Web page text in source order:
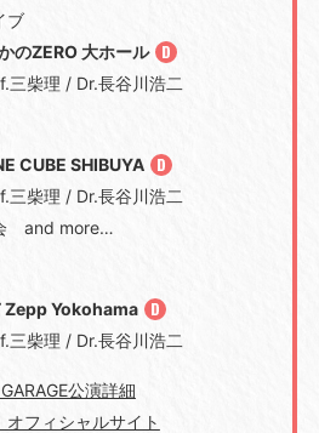
ブ
のZERO 大ホール
三柴理 / Dr.長谷川浩二
CUBE SHIBUYA
三柴理 / Dr.長谷川浩二
会 and more…
Yokohama
三柴理 / Dr.長谷川浩二
公演詳細
オフィシャルサイト